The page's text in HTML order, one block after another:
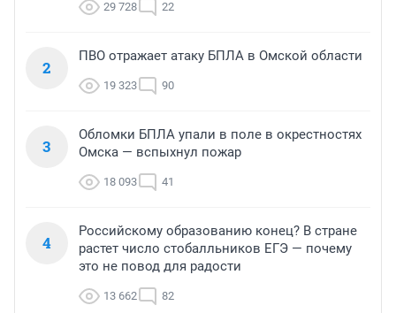
29 728 22
2
ПВО отражает атаку БПЛА в Омской области
19 323 90
3
Обломки БПЛА упали в поле в окрестностях
Омска — вспыхнул пожар
18 093 41
4
Российскому образованию конец? В стране
растет число стобалльников ЕГЭ — почему
это не повод для радости
13 662 82